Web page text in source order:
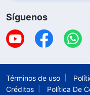
Síguenos
Términos de uso
Créditos
Política De